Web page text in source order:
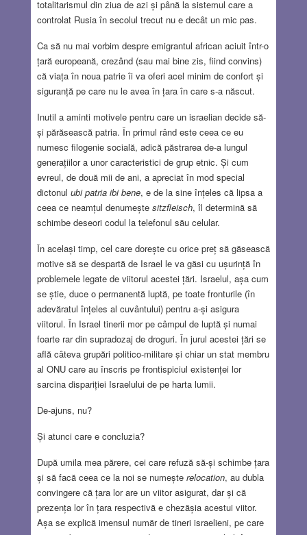
totalitarismul din ziua de azi și până la sistemul care a
controlat Rusia în secolul trecut nu e decât un mic pas.
Ca să nu mai vorbim despre emigrantul african aciuit într-o
țară europeană, crezând (sau mai bine zis, fiind convins)
că viața în noua patrie îi va oferi acel minim de confort și
siguranță pe care nu le avea în țara în care s-a născut.
Inutil a aminti motivele pentru care un israelian decide să-
și părăsească patria. În primul rând este ceea ce eu
numesc filogenie socială, adică păstrarea de-a lungul
generațiilor a unor caracteristici de grup etnic. Și cum
evreul, de două mii de ani, a apreciat în mod special
dictonul ubi patria ibi bene, e de la sine înțeles că lipsa a
ceea ce neamțul denumește sitzfleisch, îl determină să
schimbe deseori codul la telefonul său celular.
În același timp, cel care dorește cu orice preț să găsească
motive să se despartă de Israel le va găsi cu ușurință în
problemele legate de viitorul acestei țări. Israelul, așa cum
se știe, duce o permanentă luptă, pe toate fronturile (în
adevăratul înțeles al cuvântului) pentru a-și asigura
viitorul. În Israel tinerii mor pe câmpul de luptă și numai
foarte rar din supradozaj de droguri. În jurul acestei țări se
află câteva grupări politico-militare și chiar un stat membru
al ONU care au înscris pe frontispiciul existenței lor
sarcina dispariției Israelului de pe harta lumii.
De-ajuns, nu?
Și atunci care e concluzia?
După umila mea părere, cei care refuză să-și schimbe țara
și să facă ceea ce la noi se numește relocation, au dubla
convingere că țara lor are un viitor asigurat, dar și că
prezența lor în țara respectivă e chezășia acestui viitor.
Așa se explică imensul număr de tineri israelieni, pe care